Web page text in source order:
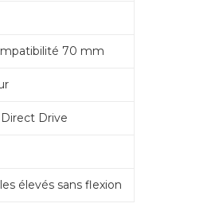
70 mm
Drive
élevés sans flexion